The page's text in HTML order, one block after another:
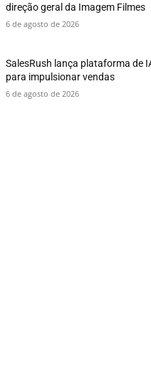
direção geral da Imagem Filmes
6 de agosto de 2026
SalesRush lança plataforma de
para impulsionar vendas
6 de agosto de 2026